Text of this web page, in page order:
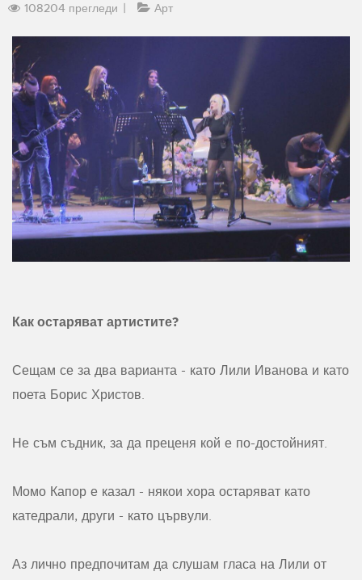
108204 прегледи
Арт
Как остаряват артистите?
Сещам се за два варианта - като Лили Иванова и като
поета Борис Христов.
Не съм съдник, за да преценя кой е по-достойният.
Момо Капор е казал - някои хора остаряват като
катедрали, други - като цървули.
Аз лично предпочитам да слушам гласа на Лили от